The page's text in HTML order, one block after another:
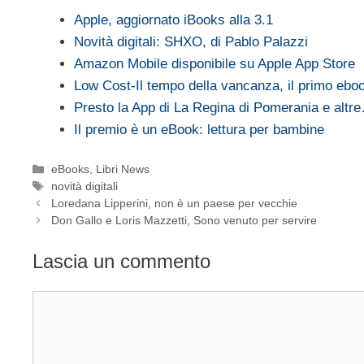
Apple, aggiornato iBooks alla 3.1
Novità digitali: SHXO, di Pablo Palazzi
Amazon Mobile disponibile su Apple App Store
Low Cost-Il tempo della vancanza, il primo
Presto la App di La Regina di Pomerania e
Il premio è un eBook: lettura per bambine
Categorie
eBooks, Libri News
Tag
novità digitali
Loredana Lipperini, non è un paese per vecchie
Don Gallo e Loris Mazzetti, Sono venuto per servire
Lascia un commento